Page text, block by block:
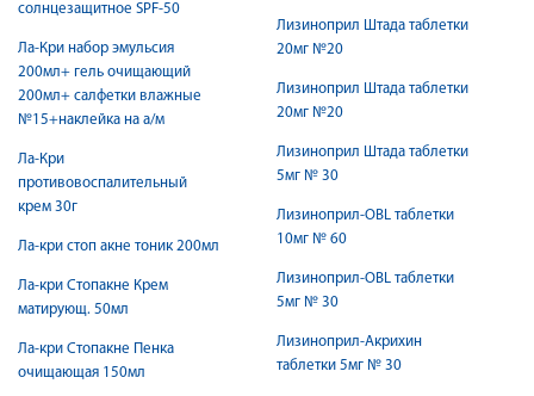
солнцезащитное SPF-50
Ла-Кри набор эмульсия
200мл+ гель очищающий
200мл+ салфетки влажные
№15+наклейка на а/м
Ла-Кри
противовоспалительный
крем 30г
Ла-кри стоп акне тоник 200мл
Ла-кри Стопакне Крем
матирующ. 50мл
Ла-кри Стопакне Пенка
очищающая 150мл
Лизиноприл Штада таблетки
20мг №20
Лизиноприл Штада таблетки
20мг №20
Лизиноприл Штада таблетки
5мг № 30
Лизиноприл-OBL таблетки
10мг № 60
Лизиноприл-OBL таблетки
5мг № 30
Лизиноприл-Акрихин
таблетки 5мг № 30